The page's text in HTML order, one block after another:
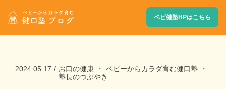
ベビ健塾HPはこちら
2024.05.17 お口の健康
ベビーからカラダ育む健口塾
塾長のつぶやき